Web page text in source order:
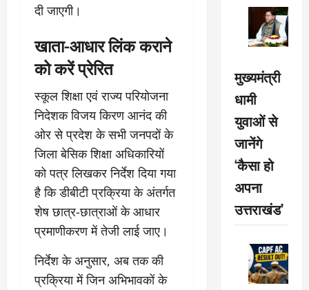
दी जाएगी।
खाता-आधार लिंक कराने
को करें प्रेरित
स्कूल शिक्षा एवं राज्य परियोजना
निदेशक विजय किरण आनंद की
ओर से प्रदेश के सभी जनपदों के
जिला बेसिक शिक्षा अधिकारियों
को पत्र लिखकर निर्देश दिया गया
है कि डीबीटी प्रक्रिया के अंतर्गत
शेष छात्र-छात्राओं के आधार
प्रमाणीकरण में तेजी लाई जाए।
निर्देश के अनुसार, अब तक की
प्रक्रिया में जिन अभिभावकों के
मुख्यमंत्री
धामी
युवाओं से
जानेंगे
‘कैसा हो
अपना
उत्तराखंड’